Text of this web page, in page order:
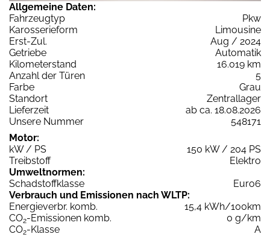
Allgemeine Daten:
Fahrzeugtyp
Pkw
Karosserieform
Limousine
Erst-Zul.
Aug / 2024
Getriebe
Automatik
Kilometerstand
16.019 km
Anzahl der Türen
5
Farbe
Grau
Standort
Zentrallager
Lieferzeit
ab ca. 18.08.2026
Unsere Nummer
548171
Motor:
kW / PS
150 kW / 204 PS
Treibstoff
Elektro
Umweltnormen:
Schadstoffklasse
Euro6
Verbrauch und Emissionen nach WLTP:
Energieverbr. komb.
15,4 kWh/100km
CO2-Emissionen komb.
0 g/km
CO2-Klasse
A